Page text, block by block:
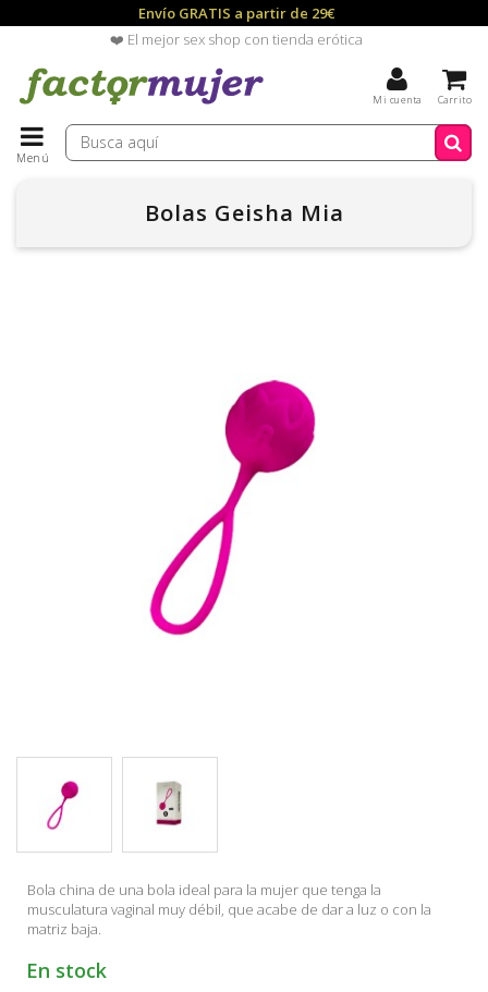
Envío GRATIS a partir de 29€
❤️ El mejor sex shop con tienda erótica
Carrito
Mi cuenta
Menú
Bolas Geisha Mia
Bola china de una bola ideal para la mujer que tenga la
musculatura vaginal muy débil, que acabe de dar a luz o con la
matriz baja.
En stock